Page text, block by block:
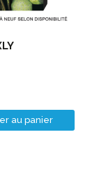
au panier